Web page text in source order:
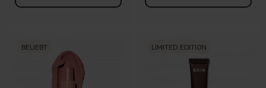
BELIEBT LIMITED EDITION